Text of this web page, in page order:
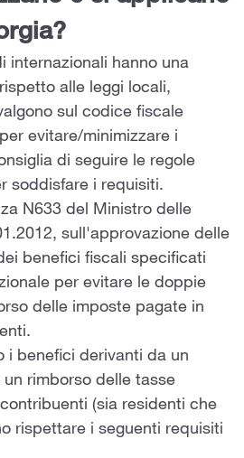
internazionali hanno una
alle leggi locali,
sul codice fiscale
evitare/minimizzare i
di seguire le regole
soddisfare i requisiti.
N633 del Ministro delle
sull'approvazione delle
benefici fiscali specificati
per evitare le doppie
delle imposte pagate in
i benefici derivanti da un
rimborso delle tasse
(sia residenti che
rispettare i seguenti requisiti